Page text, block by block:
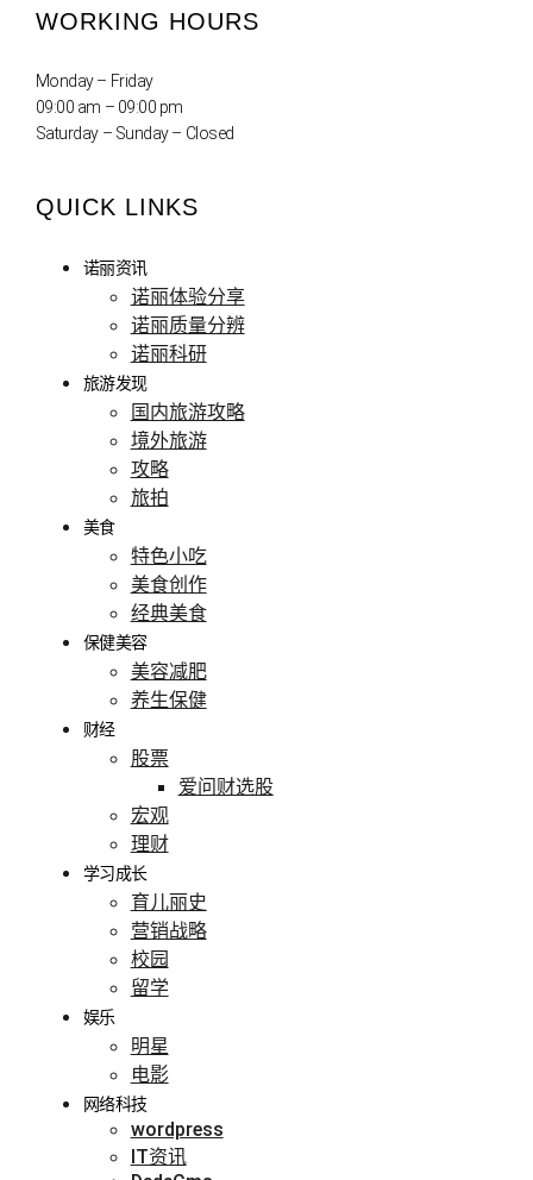
WORKING HOURS
Monday – Friday
09:00 am – 09:00 pm
Saturday – Sunday – Closed
QUICK LINKS
诺丽资讯
诺丽体验分享
诺丽质量分辨
诺丽科研
旅游发现
国内旅游攻略
境外旅游
攻略
旅拍
美食
特色小吃
美食创作
经典美食
保健美容
美容减肥
养生保健
财经
股票
爱问财选股
宏观
理财
学习成长
育儿丽史
营销战略
校园
留学
娱乐
明星
电影
网络科技
wordpress
IT资讯